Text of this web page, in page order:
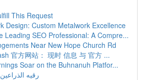
This Request
Design: Custom Metalwork Excellence
Leading SEO Professional: A Compre...
Near New Hope Church Rd
官方网站： 现时 信息 与 官方 ...
Soar on the Buhnanuh Platfor...
رقيه